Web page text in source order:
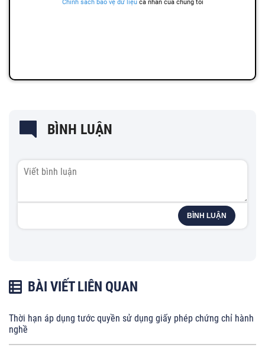
BÌNH LUẬN
BÌNH LUẬN
BÀI VIẾT LIÊN QUAN
Thời hạn áp dụng tước quyền sử dụng giấy phép chứng chỉ hành
nghề